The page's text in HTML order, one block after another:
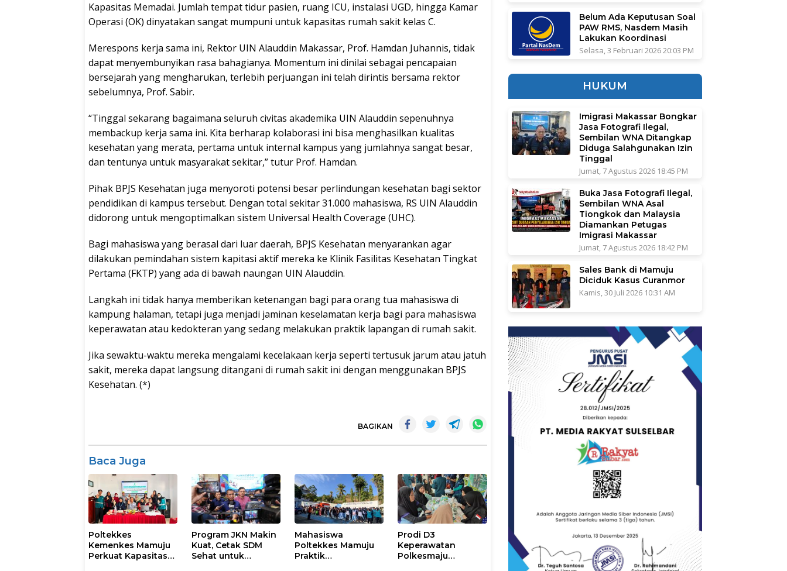
Kapasitas Memadai. Jumlah tempat tidur pasien, ruang ICU, instalasi UGD, hingga Kamar
Operasi (OK) dinyatakan sangat mumpuni untuk kapasitas rumah sakit kelas C.
Merespons kerja sama ini, Rektor UIN Alauddin Makassar, Prof. Hamdan Juhannis, tidak
dapat menyembunyikan rasa bahagianya. Momentum ini dinilai sebagai pencapaian
bersejarah yang mengharukan, terlebih perjuangan ini telah dirintis bersama rektor
sebelumnya, Prof. Sabir.
“Tinggal sekarang bagaimana seluruh civitas akademika UIN Alauddin sepenuhnya
membackup kerja sama ini. Kita berharap kolaborasi ini bisa menghasilkan kualitas
kesehatan yang merata, pertama untuk internal kampus yang jumlahnya sangat besar,
dan tentunya untuk masyarakat sekitar,” tutur Prof. Hamdan.
Pihak BPJS Kesehatan juga menyoroti potensi besar perlindungan kesehatan bagi sektor
pendidikan di kampus tersebut. Dengan total sekitar 31.000 mahasiswa, RS UIN Alauddin
didorong untuk mengoptimalkan sistem Universal Health Coverage (UHC).
Bagi mahasiswa yang berasal dari luar daerah, BPJS Kesehatan menyarankan agar
dilakukan pemindahan sistem kapitasi aktif mereka ke Klinik Fasilitas Kesehatan Tingkat
Pertama (FKTP) yang ada di bawah naungan UIN Alauddin.
Langkah ini tidak hanya memberikan ketenangan bagi para orang tua mahasiswa di
kampung halaman, tetapi juga menjadi jaminan keselamatan kerja bagi para mahasiswa
keperawatan atau kedokteran yang sedang melakukan praktik lapangan di rumah sakit.
Jika sewaktu-waktu mereka mengalami kecelakaan kerja seperti tertusuk jarum atau jatuh
sakit, mereka dapat langsung ditangani di rumah sakit ini dengan menggunakan BPJS
Kesehatan. (*)
BAGIKAN
Baca Juga
Poltekkes
Kemenkes Mamuju
Perkuat Kapasitas
Program JKN Makin
Kuat, Cetak SDM
Sehat untuk
Mahasiswa
Poltekkes Mamuju
Praktik
Prodi D3
Keperawatan
Polkesmaju
Belum Ada Keputusan Soal
PAW RMS, Nasdem Masih
Lakukan Koordinasi
Selasa, 3 Februari 2026 20:03 PM
HUKUM
Imigrasi Makassar Bongkar
Jasa Fotografi Ilegal,
Sembilan WNA Ditangkap
Diduga Salahgunakan Izin
Tinggal
Jumat, 7 Agustus 2026 18:45 PM
Buka Jasa Fotografi Ilegal,
Sembilan WNA Asal
Tiongkok dan Malaysia
Diamankan Petugas
Imigrasi Makassar
Jumat, 7 Agustus 2026 18:42 PM
Sales Bank di Mamuju
Diciduk Kasus Curanmor
Kamis, 30 Juli 2026 10:31 AM